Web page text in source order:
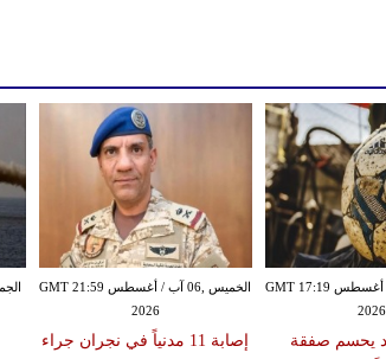
الخميس ,06 آب / أغسطس GMT 21:59
2026
إصابة 11 مدنياً في نجران جراء
الخميس ,06 آب / أغسطس GMT 17:19
2026
يحسم صفقة